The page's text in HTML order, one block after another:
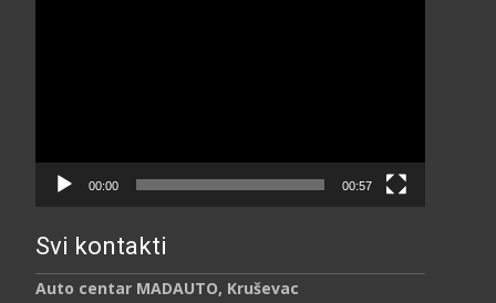
00:00 00:57
Svi kontakti
Auto centar MADAUTO, Kruševac